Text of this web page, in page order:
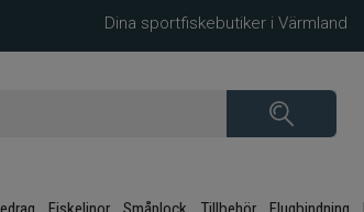
Dina sportfiskebutiker i Värmland